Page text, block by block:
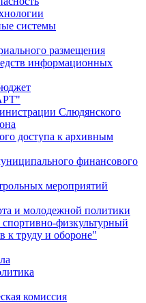
системы
размещения
информационных
Слюдянского
доступа к архивным
финансового
мероприятий
и молодежной политики
физкультурный
к труду и обороне"
комиссия